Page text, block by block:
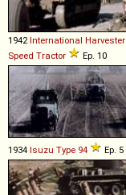
1942International Harvester
Speed Tractor Ep. 10
1934 Isuzu Type 94 Ep. 5